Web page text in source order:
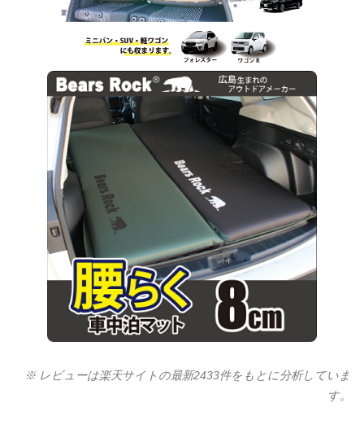
※ レビューは楽天サイトの最新2433件をもとに分析していま
す。